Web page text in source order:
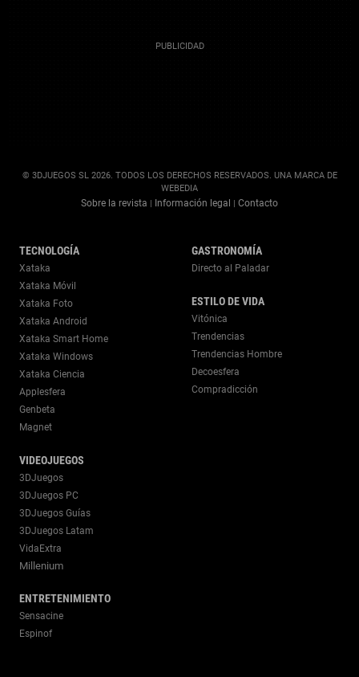
© 3DJUEGOS SL 2026. TODOS LOS DERECHOS RESERVADOS. UNA MARCA DE
WEBEDIA
Sobre la revista Información legal Contacto
TECNOLOGÍA
Xataka
Xataka Móvil
Xataka Foto
Xataka Android
Xataka Smart Home
Xataka Windows
Xataka Ciencia
Applesfera
Genbeta
Magnet
VIDEOJUEGOS
3DJuegos
3DJuegos PC
3DJuegos Guías
3DJuegos Latam
VidaExtra
Millenium
ENTRETENIMIENTO
Sensacine
Espinof
GASTRONOMÍA
Directo al Paladar
ESTILO DE VIDA
Vitónica
Trendencias
Trendencias Hombre
Decoesfera
Compradicción